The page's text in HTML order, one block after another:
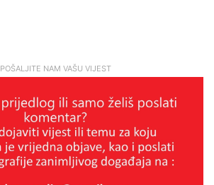
POŠALJITE NAM VAŠU VIJEST